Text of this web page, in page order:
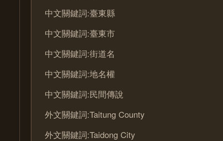
中文關鍵詞:臺東縣
中文關鍵詞:臺東市
中文關鍵詞:街道名
中文關鍵詞:地名權
中文關鍵詞:民間傳說
外文關鍵詞:Taitung County
外文關鍵詞:Taidong City